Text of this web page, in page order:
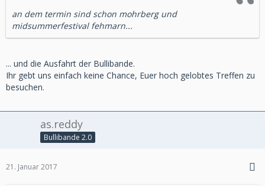
an dem termin sind schon mohrberg und
midsummerfestival fehmarn...
... und die Ausfahrt der Bullibande.
Ihr gebt uns einfach keine Chance, Euer hoch gelobtes Treffen zu
besuchen.
as.reddy
Bullibande 2.0
21. Januar 2017